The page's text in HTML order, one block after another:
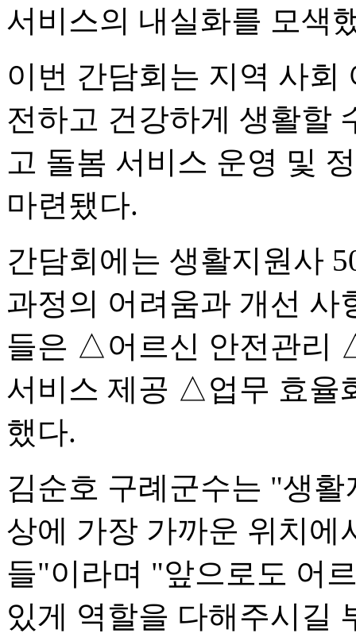
서비스의 내실화를 모색
이번 간담회는 지역 사회
전하고 건강하게 생활할
고 돌봄 서비스 운영 및
마련됐다.
간담회에는 생활지원사
과정의 어려움과 개선 사
들은 △어르신 안전관리
서비스 제공 △업무 효율
했다.
김순호 구례군수는 "생
상에 가장 가까운 위치에
들"이라며 "앞으로도 어
있게 역할을 다해주시길